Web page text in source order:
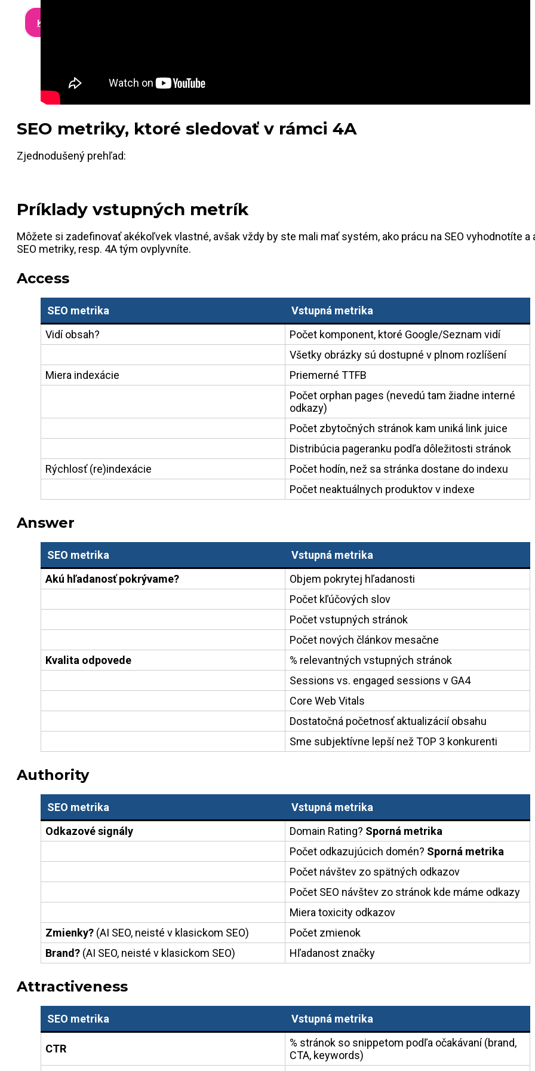
Kontakt
SEO metriky, ktoré sledovať v rámci 4A
Zjednodušený prehľad:
Príklady vstupných metrík
Môžete si zadefinovať akékoľvek vlastné, avšak vždy by ste mali mať systém, ako prácu na SEO vyhodnotíte a
SEO metriky, resp. 4A tým ovplyvníte.
Access
SEO metrika
Vstupná metrika
Vidí obsah?
Počet komponent, ktoré Google/Seznam vidí
Všetky obrázky sú dostupné v plnom rozlíšení
Miera indexácie
Priemerné TTFB
Počet orphan pages (nevedú tam žiadne interné
odkazy)
Počet zbytočných stránok kam uniká link juice
Distribúcia pageranku podľa dôležitosti stránok
Rýchlosť (re)indexácie
Počet hodín, než sa stránka dostane do indexu
Počet neaktuálnych produktov v indexe
Answer
SEO metrika
Vstupná metrika
Akú hľadanosť pokrývame?
Objem pokrytej hľadanosti
Počet kľúčových slov
Počet vstupných stránok
Počet nových článkov mesačne
Kvalita odpovede
% relevantných vstupných stránok
Sessions vs. engaged sessions v GA4
Core Web Vitals
Dostatočná početnosť aktualizácií obsahu
Sme subjektívne lepší než TOP 3 konkurenti
Authority
SEO metrika
Vstupná metrika
Odkazové signály
Domain Rating? Sporná metrika
Počet odkazujúcich domén? Sporná metrika
Počet návštev zo spätných odkazov
Počet SEO návštev zo stránok kde máme odkazy
Miera toxicity odkazov
Zmienky? (AI SEO, neisté v klasickom SEO)
Počet zmienok
Brand? (AI SEO, neisté v klasickom SEO) Hľadanost značky
Attractiveness
SEO metrika Vstupná metrika
CTR
% stránok so snippetom podľa očakávaní (brand,
CTA, keywords)